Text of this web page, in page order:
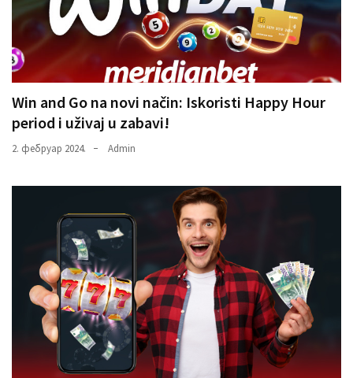
Win and Go na novi način: Iskoristi Happy Hour
period i uživaj u zabavi!
2. фебруар 2024. Admin